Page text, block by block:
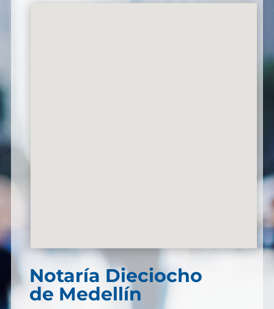
Notaría Dieciocho
de Medellín